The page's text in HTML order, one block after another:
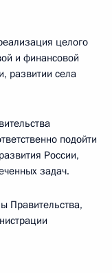
целого
и финансовой
развитии села
подойти
России,
задач.
Правительства,